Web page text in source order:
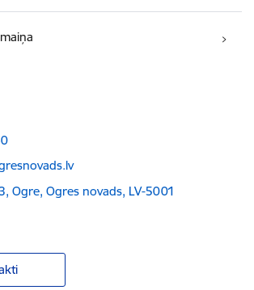
Ogre, Ogres novads, LV-5001